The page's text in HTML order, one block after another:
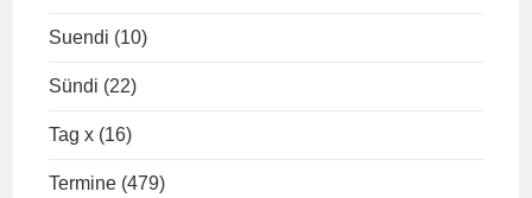
Suendi (10)
Sündi (22)
Tag x (16)
Termine (479)